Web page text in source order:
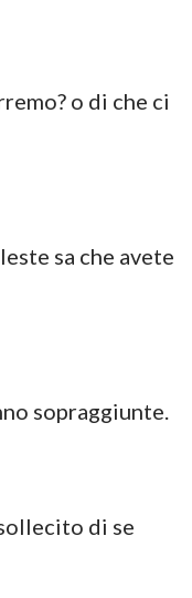
o di che ci
sa che avete
sopraggiunte.
di se